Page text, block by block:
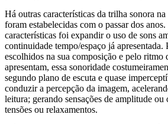
Há outras características da trilha sonora
foram estabelecidas com o passar dos anos.
características foi expandir o uso de sons
continuidade tempo/espaço já apresentada.
escolhidos na sua composição e pelo ritmo
apresentam, essa sonoridade
segundo plano de escuta e quase
conduzir a percepção da imagem,
leitura; gerando sensações de amplitude
tensões ou relaxamentos.